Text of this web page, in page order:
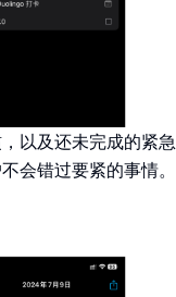
以及还未完成的紧急
会错过要紧的事情。